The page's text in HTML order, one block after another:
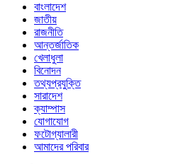
বাংলাদেশ
জাতীয়
রাজনীতি
আন্তর্জাতিক
খেলাধুলা
বিনোদন
তথ্যপ্রযুক্তি
সারাদেশ
ক্যাম্পাস
যোগাযোগ
ফটোগ্যালারী
আমাদের পরিবার